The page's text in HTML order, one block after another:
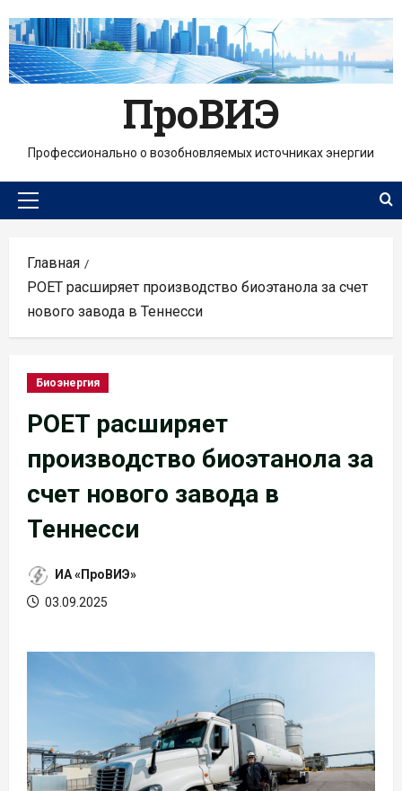
содержимому
ПроВИЭ
Профессионально о возобновляемых источниках энергии
Основное
Главная
POET расширяет производство биоэтанола за счет
нового завода в Теннесси
Биоэнергия
POET расширяет
производство биоэтанола за
счет нового завода в
Теннесси
ИА «ПроВИЭ»
03.09.2025